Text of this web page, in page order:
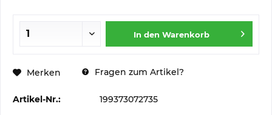
In den Warenkorb
Merken Fragen zum Artikel?
Artikel-Nr.: 199373072735